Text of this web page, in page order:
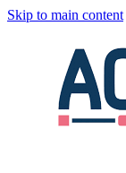
Skip to main content